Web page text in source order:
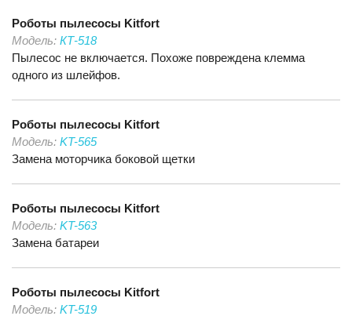
Роботы пылесосы Kitfort
Модель: КТ-518
Пылесос не включается. Похоже повреждена клемма
одного из шлейфов.
Роботы пылесосы Kitfort
Модель: KT-565
Замена моторчика боковой щетки
Роботы пылесосы Kitfort
Модель: KT-563
Замена батареи
Роботы пылесосы Kitfort
Модель: KT-519